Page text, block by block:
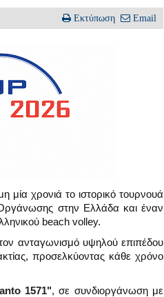
Εκτύπωση Email
μία χρονιά το ιστορικό τουρνουά
στην Ελλάδα και έναν
beach volley.
ανταγωνισμό υψηλού επιπέδου
προσελκύοντας κάθε χρόνο
1571", σε συνδιοργάνωση με